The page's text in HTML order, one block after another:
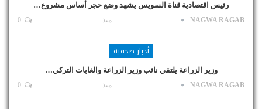
رئيس اقتصادية قناة السويس يشهد وضع حجر أساس مشروع…
NAGWA RAGAB منذ
أخبار صحفية
وزير الزراعة يلتقي نائب وزير الزراعة والغابات التركي…
NAGWA RAGAB منذ